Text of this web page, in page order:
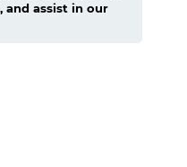
los derechos
and assist in our